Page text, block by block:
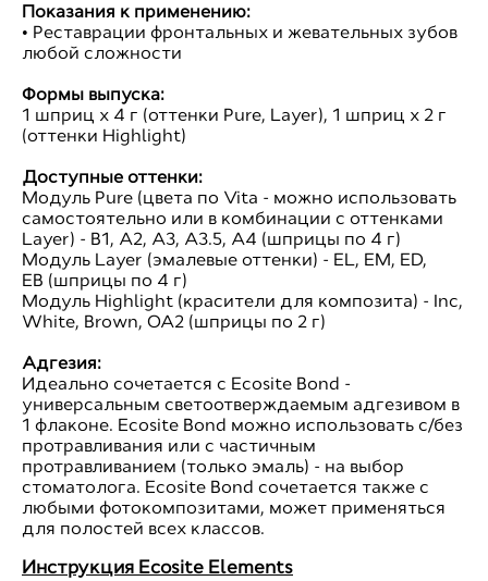
Показания к применению:
• Реставрации фронтальных и жевательных зубов
любой сложности
Формы выпуска:
1 шприц х 4 г (оттенки Pure, Layer), 1 шприц х 2 г
(оттенки Highlight)
Доступные оттенки:
Модуль Pure (цвета по Vita - можно использовать
самостоятельно или в комбинации с оттенками
Layer) - B1, A2, A3, A3.5, A4 (шприцы по 4 г)
Модуль Layer (эмалевые оттенки) - EL, EM, ED,
EB (шприцы по 4 г)
Модуль Highlight (красители для композита) - Inc,
White, Brown, OA2 (шприцы по 2 г)
Адгезия:
Идеально сочетается с Ecosite Bond -
универсальным светоотверждаемым адгезивом в
1 флаконе. Ecosite Bond можно использовать с/без
протравливания или с частичным
протравливанием (только эмаль) - на выбор
стоматолога. Ecosite Bond сочетается также с
любыми фотокомпозитами, может применяться
для полостей всех классов.
Инструкция Ecosite Elements